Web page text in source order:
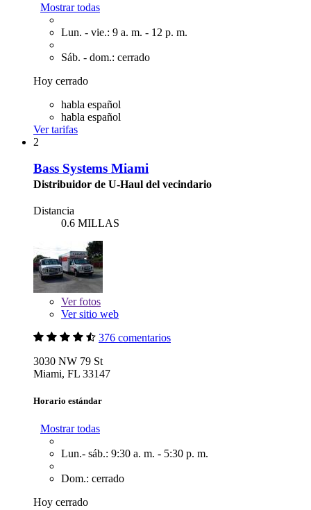
Mostrar todas
Lun. - vie.: 9 a. m. - 12 p. m.
Sáb. - dom.: cerrado
Hoy cerrado
habla español
habla español
Ver tarifas
2
Bass Systems Miami
Distribuidor de U-Haul del vecindario
Distancia
0.6 MILLAS
Verfotos
Ver sitio web
376 comentarios
3030 NW 79 St
Miami, FL 33147
Horario estándar
Mostrar todas
Lun.- sáb.: 9:30 a. m. - 5:30 p. m.
Dom.: cerrado
Hoy cerrado